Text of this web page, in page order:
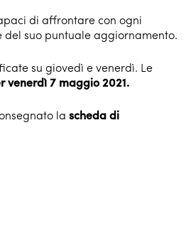
di affrontare con ogni
suo puntuale aggiornamento.
su giovedì e venerdì. Le
venerdì 7 maggio 2021.
la scheda di